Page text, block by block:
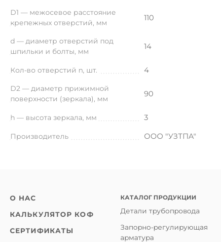
D1 — межосевое расстояние
крепежных отверстий, мм
110
d — диаметр отверстий под
шпильки и болты, мм
14
Кол-во отверстий n, шт. 4
D2 — диаметр прижимной
поверхности (зеркала), мм
90
h — высота зеркала, мм 3
Производитель ООО "УЗТПА"
О НАС
КАЛЬКУЛЯТОР КОФ
СЕРТИФИКАТЫ
КАТАЛОГ ПРОДУКЦИИ
Детали трубопровода
Запорно-регулирующая
арматура